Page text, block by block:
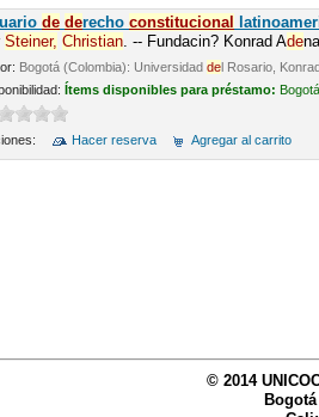
de derecho constitucional
Steiner, Christian. -- Fundacin? Konrad Ade
Bogotá (Colombia): Universidad del Rosario,
Ítems disponibles para préstamo:
Hacer reserva Agregar al carrito
© 2014